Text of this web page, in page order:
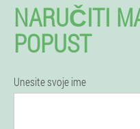
NARUČITI
POPUST
Unesite svoje ime